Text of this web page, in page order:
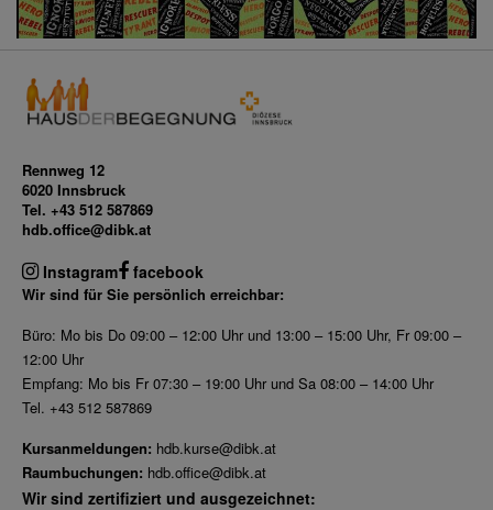
Rennweg 12
6020 Innsbruck
Tel. +43 512 587869
hdb.office@dibk.at
Instagram facebook
Wir sind für Sie persönlich erreichbar:
Büro: Mo bis Do 09:00 – 12:00 Uhr und 13:00 – 15:00 Uhr, Fr 09:00 –
12:00 Uhr
Empfang: Mo bis Fr 07:30 – 19:00 Uhr und Sa 08:00 – 14:00 Uhr
Tel. +43 512 587869
Kursanmeldungen: hdb.kurse@dibk.at
Raumbuchungen: hdb.office@dibk.at
Wir sind zertifiziert und ausgezeichnet: